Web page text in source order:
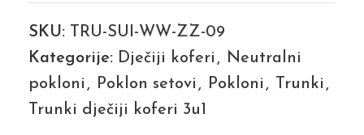
SKU: TRU-SUI-WW-ZZ-09
Kategorije: Dječiji koferi , Neutralni
pokloni , Poklon setovi , Pokloni , Trunki ,
Trunki dječiji koferi 3u1